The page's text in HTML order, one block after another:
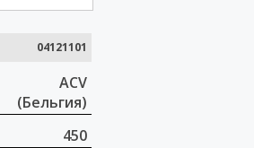
04121101
ACV
(Бельгия)
450